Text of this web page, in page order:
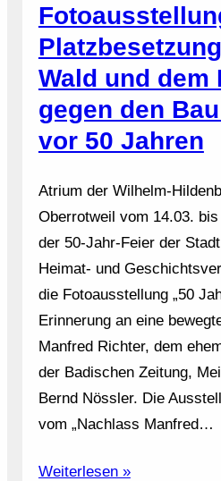
Wald und dem
gegen den
vor 50 Jahren
Atrium der Wilhelm-
Oberrotweil vom 14.03.
der 50-Jahr-Feier der
Heimat- und
die Fotoausstellung „50
Erinnerung an eine
Manfred Richter, dem
der Badischen Zeitung,
Bernd Nössler. Die
vom „Nachlass Manfred…
Weiterlesen »